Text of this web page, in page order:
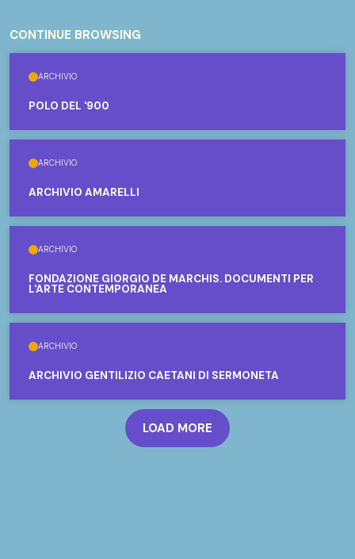
CONTINUE BROWSING
ARCHIVIO
POLO DEL '900
ARCHIVIO
ARCHIVIO AMARELLI
ARCHIVIO
FONDAZIONE GIORGIO DE MARCHIS. DOCUMENTI PER
L'ARTE CONTEMPORANEA
ARCHIVIO
ARCHIVIO GENTILIZIO CAETANI DI SERMONETA
LOAD MORE